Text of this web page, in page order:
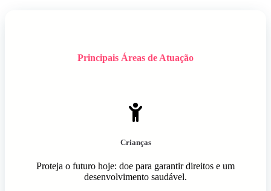
Principais Áreas de Atuação
Crianças
Proteja o futuro hoje: doe para garantir direitos e um
desenvolvimento saudável.